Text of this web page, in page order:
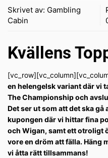
Skrivet av: Gambling
Cabin
Kvällens
en helengelsk variant där vi
The Championship och
Det ser ut som att det ska gå
kupongen där vi hittar fina
och Wigan, samt ett otroligt
vore en dröm att fälla. Häng
vi åtta rätt tillsammans!